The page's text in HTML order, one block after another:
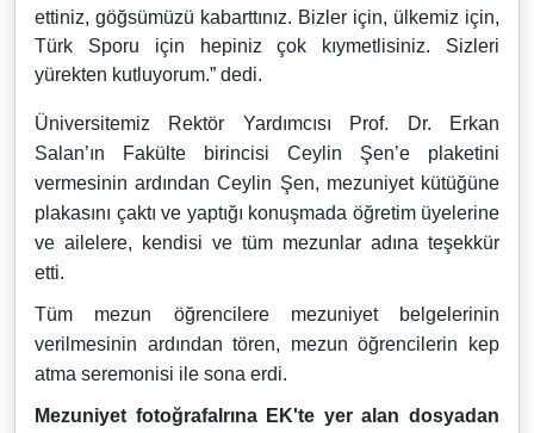
ettiniz, göğsümüzü kabarttınız. Bizler için, ülkemiz için,
Türk Sporu için hepiniz çok kıymetlisiniz. Sizleri
yürekten kutluyorum.” dedi.
Üniversitemiz Rektör Yardımcısı Prof. Dr. Erkan
Salan’ın Fakülte birincisi Ceylin Şen’e plaketini
vermesinin ardından Ceylin Şen, mezuniyet kütüğüne
plakasını çaktı ve yaptığı konuşmada öğretim üyelerine
ve ailelere, kendisi ve tüm mezunlar adına teşekkür
etti.
Tüm mezun öğrencilere mezuniyet belgelerinin
verilmesinin ardından tören, mezun öğrencilerin kep
atma seremonisi ile sona erdi.
Mezuniyet fotoğrafalrına EK'te yer alan dosyadan